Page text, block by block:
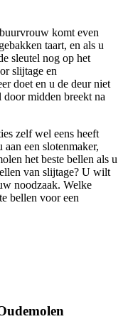
komt even
taart, en als u
sleutel nog op het
slijtage en
doet en u de deur niet
midden breekt na
zelf wel eens heeft
een slotenmaker,
het beste bellen als u
van slijtage? U wilt
noodzaak. Welke
bellen voor een